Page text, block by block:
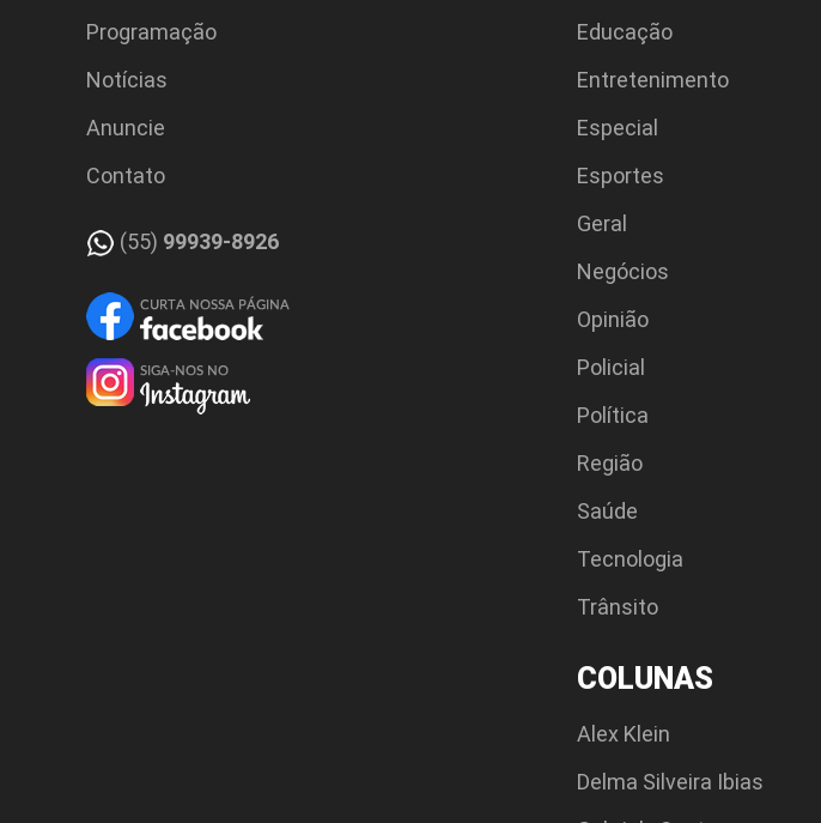
Programação
Notícias
Anuncie
Contato
(55) 99939-8926
Educação
Entretenimento
Especial
Esportes
Geral
Negócios
Opinião
Policial
Polí­tica
Região
Saúde
Tecnologia
Trânsito
COLUNAS
Alex Klein
Delma Silveira Ibias